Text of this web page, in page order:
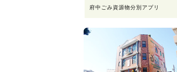
府中ごみ資源物分別アプリ